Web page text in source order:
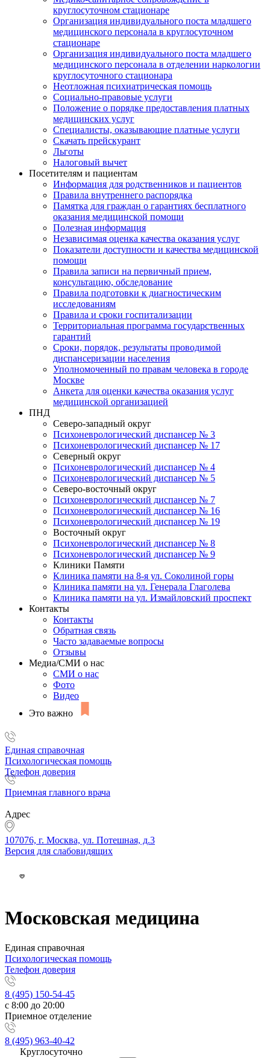
круглосуточном стационаре
Организация индивидуального поста младшего
медицинского персонала в круглосуточном
стационаре
Организация индивидуального поста младшего
медицинского персонала в отделении наркологии
круглосуточного стационара
Неотложная психиатрическая помощь
Социально-правовые услуги
Положение о порядке предоставления платных
медицинских услуг
Специалисты, оказывающие платные услуги
Скачать прейскурант
Льготы
Налоговый вычет
Посетителям и пациентам
Информация для родственников и пациентов
Правила внутреннего распорядка
Памятка для граждан о гарантиях бесплатного
оказания медицинской помощи
Полезная информация
Независимая оценка качества оказания услуг
Показатели доступности и качества медицинской
помощи
Правила записи на первичный прием,
консультацию, обследование
Правила подготовки к диагностическим
исследованиям
Правила и сроки госпитализации
Территориальная программа государственных
гарантий
Сроки, порядок, результаты проводимой
диспансеризации населения
Уполномоченный по правам человека в городе
Москве
Анкета для оценки качества оказания услуг
медицинской организацией
ПНД
Северо-западный округ
Психоневрологический диспансер № 3
Психоневрологический диспансер № 17
Северный округ
Психоневрологический диспансер № 4
Психоневрологический диспансер № 5
Северо-восточный округ
Психоневрологический диспансер № 7
Психоневрологический диспансер № 16
Психоневрологический диспансер № 19
Восточный округ
Психоневрологический диспансер № 8
Психоневрологический диспансер № 9
Клиники Памяти
Клиника памяти на 8-я ул. Соколиной горы
Клиника памяти на ул. Генерала Глаголева
Клиника памяти на ул. Измайловский проспект
Контакты
Контакты
Обратная связь
Часто задаваемые вопросы
Отзывы
Медиа/СМИ о нас
СМИ о нас
Фото
Видео
Это важно
Единая справочная
Психологическая помощь
Телефон доверия
Приемная главного врача
Адрес
107076, г. Москва, ул. Потешная, д.3
Версия для слабовидящих
Московская медицина
Единая справочная
Психологическая помощь
Телефон доверия
8 (495) 150-54-45
с 8:00 до 20:00
Приемное отделение
8 (495) 963-40-42
Круглосуточно